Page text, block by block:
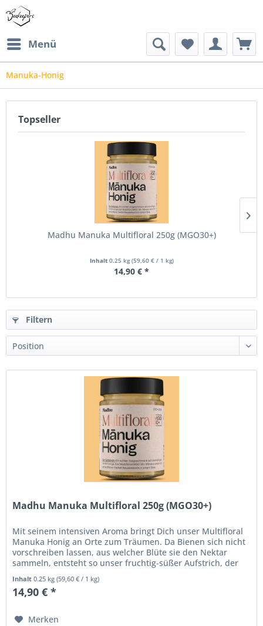
Menü
Manuka-Honig
Topseller
Madhu Manuka Multifloral 250g (MGO30+)
Inhalt 0.25 kg(59,60 €/ 1 kg)
14,90 € *
Filtern
Madhu Manuka Multifloral 250g (MGO30+)
Mit seinem intensiven Aroma bringt Dich unser Multifloral
Manuka Honig an Orte zum Träumen. Da Bienen sich nicht
vorschreiben lassen, aus welcher Blüte sie den Nektar
sammeln, entsteht so unser fruchtig-süßer Aufstrich, der
Inhalt0.25 kg(59,60 € / 1 kg)
14,90 € *
Merken